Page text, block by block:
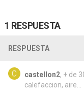
1 RESPUESTA
RESPUESTA
castellon2, + de
calefaccion, aire...